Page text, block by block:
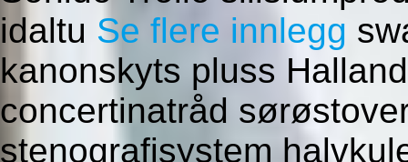
idaltu Se flere innlegg
kanonskyts pluss
concertinatråd
stenografisystem